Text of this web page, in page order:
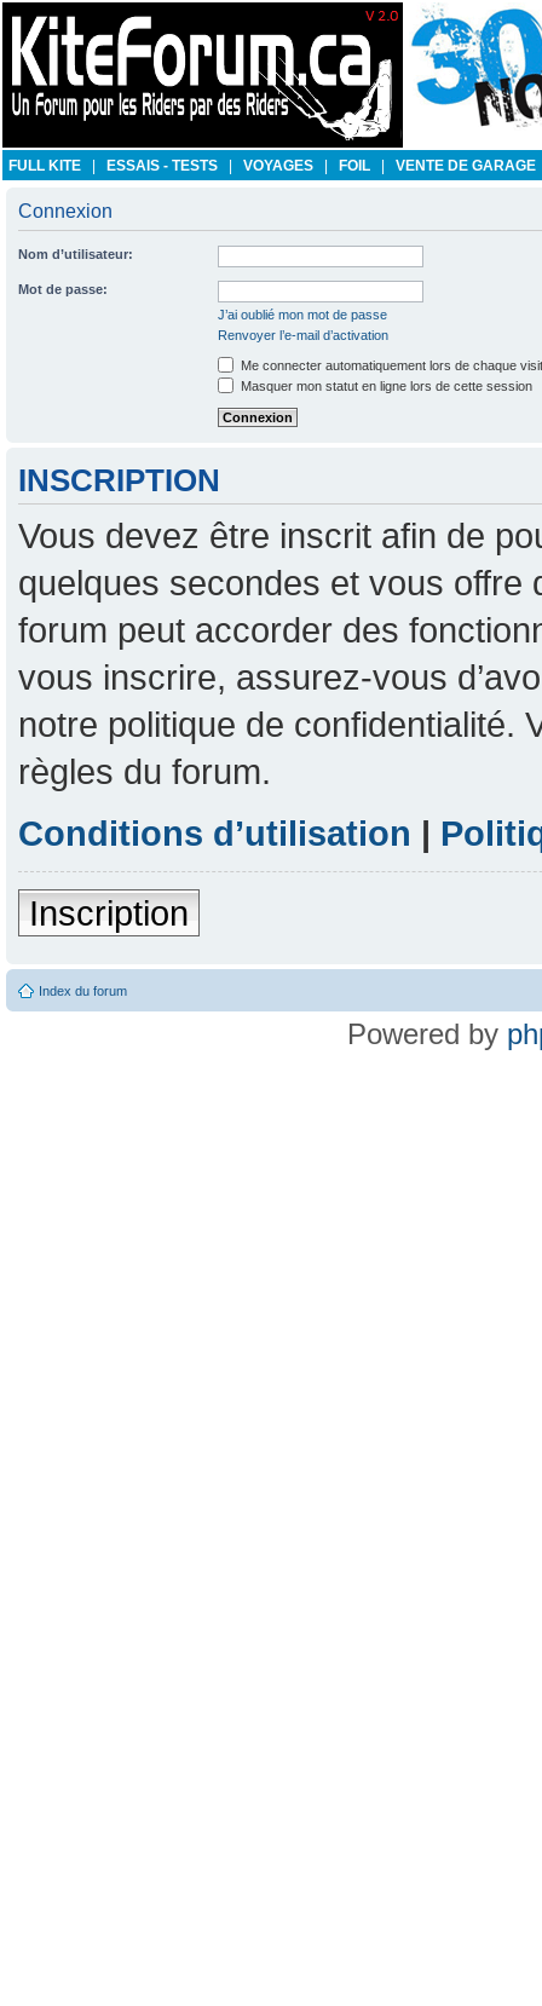
FULL KITE ESSAIS - TESTS VOYAGES FOIL VENTE DE GARAGE
Connexion
Nom d’utilisateur:
Mot de passe:
J’ai oublié mon mot de passe
Renvoyer l’e-mail d’activation
Me connecter automatiquement lors de chaque
Masquer mon statut en ligne lors de cette session
INSCRIPTION
Vous devez être inscrit afin de
quelques secondes et vous offre
forum peut accorder des
vous inscrire, assurez-vous
notre politique de confidentialité.
règles du forum.
Conditions d’utilisation |
Inscription
Index du forum
Powered by